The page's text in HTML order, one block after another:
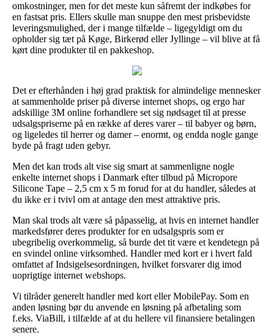
omkostninger, men for det meste kun såfremt der indkøbes for
en fastsat pris. Ellers skulle man snuppe den mest prisbevidste
leveringsmulighed, der i mange tilfælde – ligegyldigt om du
opholder sig tæt på Køge, Birkerød eller Jyllinge – vil blive at få
kørt dine produkter til en pakkeshop.
Det er efterhånden i høj grad praktisk for almindelige mennesker
at sammenholde priser på diverse internet shops, og ergo har
adskillige 3M online forhandlere set sig nødsaget til at presse
udsalgspriserne på en række af deres varer – til babyer og børn,
og ligeledes til herrer og damer – enormt, og endda nogle gange
byde på fragt uden gebyr.
Men det kan trods alt vise sig smart at sammenligne nogle
enkelte internet shops i Danmark efter tilbud på Micropore
Silicone Tape – 2,5 cm x 5 m forud for at du handler, således at
du ikke er i tvivl om at antage den mest attraktive pris.
Man skal trods alt være så påpasselig, at hvis en internet handler
markedsfører deres produkter for en udsalgspris som er
ubegribelig overkommelig, så burde det tit være et kendetegn på
en svindel online virksomhed. Handler med kort er i hvert fald
omfattet af Indsigelsesordningen, hvilket forsvarer dig imod
uoprigtige internet webshops.
Vi tilråder generelt handler med kort eller MobilePay. Som en
anden løsning bør du anvende en løsning på afbetaling som
f.eks. ViaBill, i tilfælde af at du hellere vil finansiere betalingen
senere.